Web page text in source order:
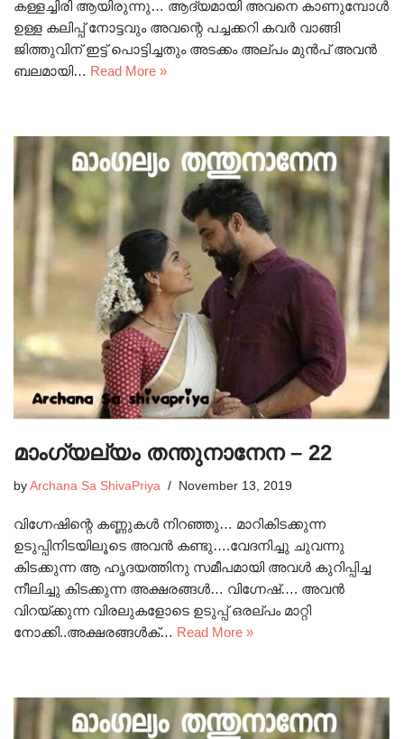
കള്ളച്ചിരി ആയിരുന്നു… ആദ്യമായി അവനെ കാണുമ്പോൾ
ഉള്ള കലിപ്പ് നോട്ടവും അവന്റെ പച്ചക്കറി കവർ വാങ്ങി
ജിത്തുവിന് ഇട്ട് പൊട്ടിച്ചതും അടക്കം അല്പം മുൻപ് അവൻ
ബലമായി… Read More »
മാംഗ്യല്യം തന്തുനാനേന – 22
by Archana Sa ShivaPriya November 13, 2019
വിഗ്നേഷിന്റെ കണ്ണുകൾ നിറഞ്ഞു… മാറികിടക്കുന്ന
ഉടുപ്പിനിടയിലൂടെ അവൻ കണ്ടു….വേദനിച്ചു ചുവന്നു
കിടക്കുന്ന ആ ഹൃദയത്തിനു സമീപമായി അവൾ കുറിപ്പിച്ച
നീലിച്ചു കിടക്കുന്ന അക്ഷരങ്ങൾ… വിഗ്നേഷ്…. അവൻ
വിറയ്ക്കുന്ന വിരലുകളോടെ ഉടുപ്പ് ഒരല്പം മാറ്റി
നോക്കി..അക്ഷരങ്ങൾക്… Read More »